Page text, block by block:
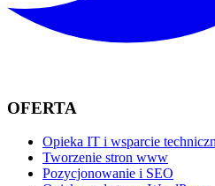
OFERTA
Opieka IT i wsparcie
Tworzenie stron www
Pozycjonowanie i SEO